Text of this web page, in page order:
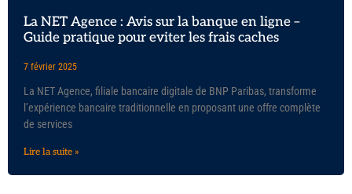
La NET Agence : Avis sur la banque en ligne –
Guide pratique pour eviter les frais caches
7 février 2025
La NET Agence, filiale bancaire digitale de BNP Paribas, transforme
l’expérience bancaire traditionnelle en proposant une offre complète
de services
Lire la suite »